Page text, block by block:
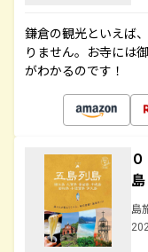
鎌倉の観光といえば
りません。お寺には
がわかるのです！
島